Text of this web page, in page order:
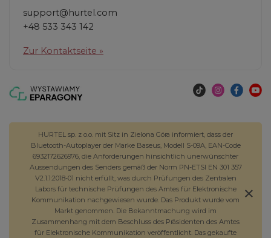
support@hurtel.com
+48 533 343 142
Zur Kontaktseite »
HURTEL sp. z o.o. mit Sitz in Zielona Góra informiert, dass der
Bluetooth-Autoplayer der Marke Baseus, Modell S-09A, EAN-Code
6932172626976, die Anforderungen hinsichtlich unerwünschter
Aussendungen des Senders gemäß der Norm PN-ETSI EN 301 357
V2.1.1:2018-01 nicht erfüllt, was durch Prüfungen des Zentralen
Labors für technische Prüfungen des Amtes für Elektronische
Kommunikation nachgewiesen wurde. Das Produkt wurde vom
Markt genommen. Die Bekanntmachung wird im
Zusammenhang mit dem Beschluss des Präsidenten des Amtes
für Elektronische Kommunikation veröffentlicht. Das gekaufte